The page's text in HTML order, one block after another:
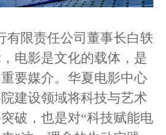
有限责任公司董事长白轶
电影是文化的载体，是
要媒介。华夏电影中心
建设领域将科技与艺术
破，也是对“科技赋能电